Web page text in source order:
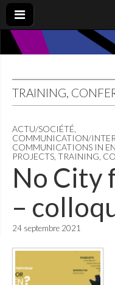
TRAINING,
ACTU/SOCIÉTÉ
COMMUNICATION/
COMMUNICATIONS IN
PROJECTS TRAINING,
No City
–
24 septembre 2021